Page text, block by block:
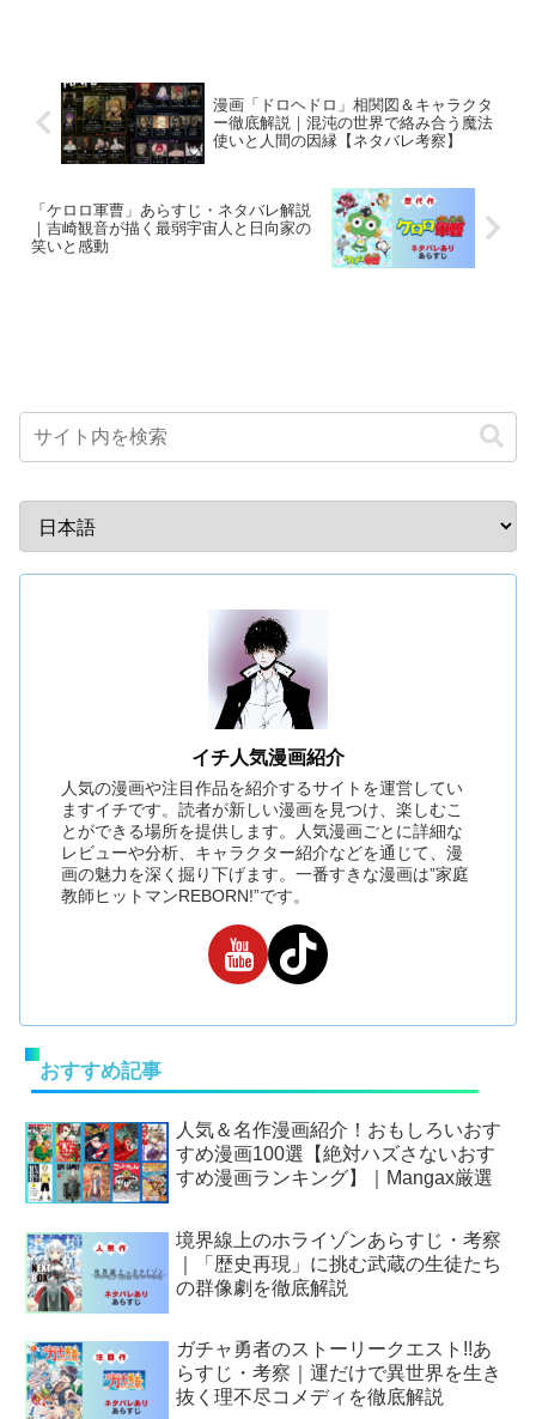
漫画「ドロヘドロ」相関図＆キャラクタ
ー徹底解説｜混沌の世界で絡み合う魔法
使いと人間の因縁【ネタバレ考察】
「ケロロ軍曹」あらすじ・ネタバレ解説
｜吉崎観音が描く最弱宇宙人と日向家の
笑いと感動
イチ人気漫画紹介
人気の漫画や注目作品を紹介するサイトを運営してい
ますイチです。読者が新しい漫画を見つけ、楽しむこ
とができる場所を提供します。人気漫画ごとに詳細な
レビューや分析、キャラクター紹介などを通じて、漫
画の魅力を深く掘り下げます。一番すきな漫画は”家庭
教師ヒットマンREBORN!”です。
おすすめ記事
人気＆名作漫画紹介！おもしろいおす
すめ漫画100選【絶対ハズさないおす
すめ漫画ランキング】｜Mangax厳選
境界線上のホライゾンあらすじ・考察
｜「歴史再現」に挑む武蔵の生徒たち
の群像劇を徹底解説
ガチャ勇者のストーリークエスト!!あ
らすじ・考察｜運だけで異世界を生き
抜く理不尽コメディを徹底解説